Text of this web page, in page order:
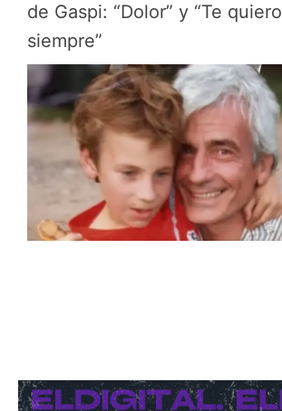
de Gaspi: “Dolor” y “Te quiero
siempre”